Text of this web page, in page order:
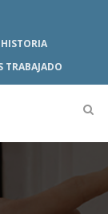
TRABAJADO